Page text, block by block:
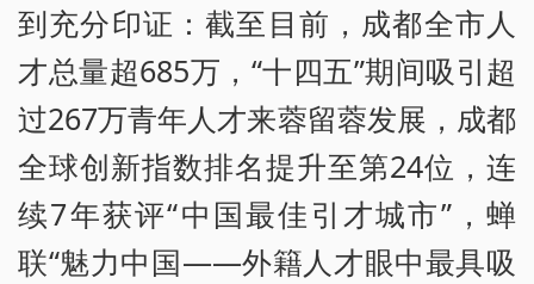
到充分印证：截至目前，成都全市人
才总量超685万，“十四五”期间吸引超
过267万青年人才来蓉留蓉发展，成都
全球创新指数排名提升至第24位，连
续7年获评“中国最佳引才城市”，蝉
联“魅力中国——外籍人才眼中最具吸